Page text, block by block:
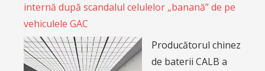
internă după scandalul celulelor „banană” de pe
vehiculele GAC
Producătorul chinez
de baterii CALB a